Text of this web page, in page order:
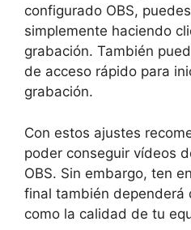
configurado OBS,
simplemente haciendo
grabación. También
de acceso rápido para
grabación.
Con estos ajustes
poder conseguir vídeos
OBS. Sin embargo, ten
final también dependerá
como la calidad de tu